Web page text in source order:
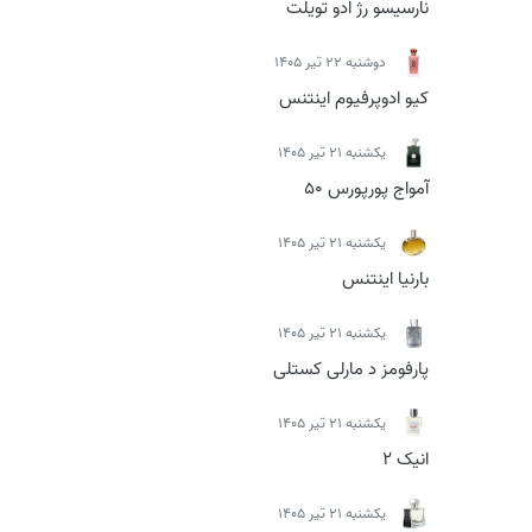
نارسیسو رژ ادو تویلت
دوشنبه 22 تیر 1405
کیو ادوپرفیوم اینتنس
يكشنبه 21 تیر 1405
آمواج پورپورس 50
يكشنبه 21 تیر 1405
بارنیا اینتنس
يكشنبه 21 تیر 1405
پارفومز د مارلی کستلی
يكشنبه 21 تیر 1405
انیک 2
يكشنبه 21 تیر 1405